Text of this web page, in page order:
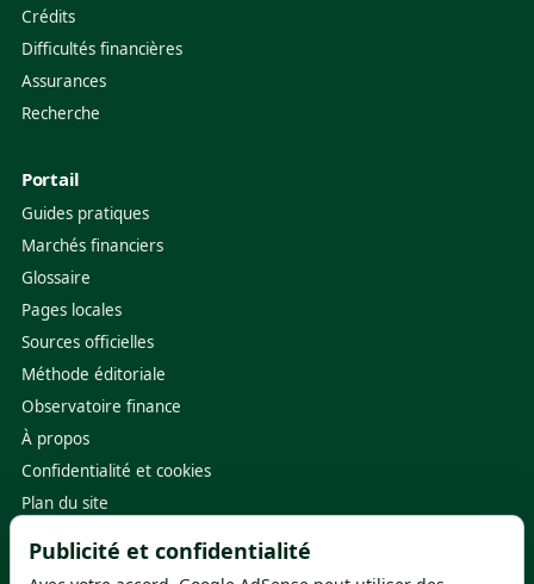
Crédits
Difficultés financières
Assurances
Recherche
Portail
Guides pratiques
Marchés financiers
Glossaire
Pages locales
Sources officielles
Méthode éditoriale
Observatoire finance
À propos
Confidentialité et cookies
Plan du site
Publicité et confidentialité